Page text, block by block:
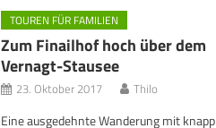
TOUREN FÜR FAMILIEN
Zum Finailhof hoch über dem
Vernagt-Stausee
23. Oktober 2017 Thilo
Eine ausgedehnte Wanderung mit knapp